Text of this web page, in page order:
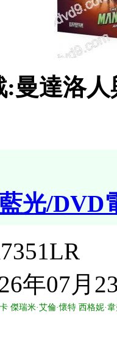
曼達洛
光/DVD
年07月
傑瑞米·艾倫·懷特 西格妮·